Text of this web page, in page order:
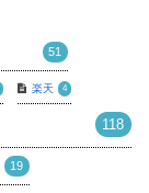
51
楽天 4
118
19